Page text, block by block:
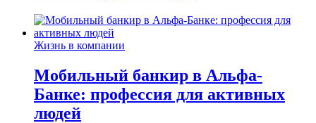
Жизнь в компании
Мобильный банкир в Альфа-
Банке: профессия для активных
людей